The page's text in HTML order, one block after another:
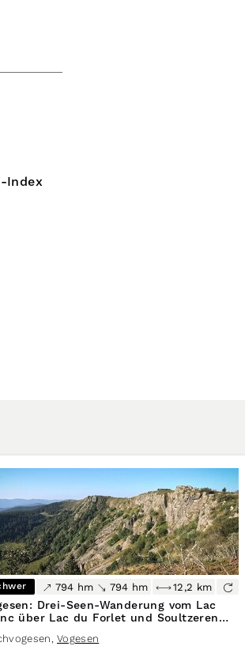
Index
794 hm 794 hm 12,2 km
Drei-Seen-Wanderung vom Lac
über Lac du Forlet und Soultzeren
, Vogesen